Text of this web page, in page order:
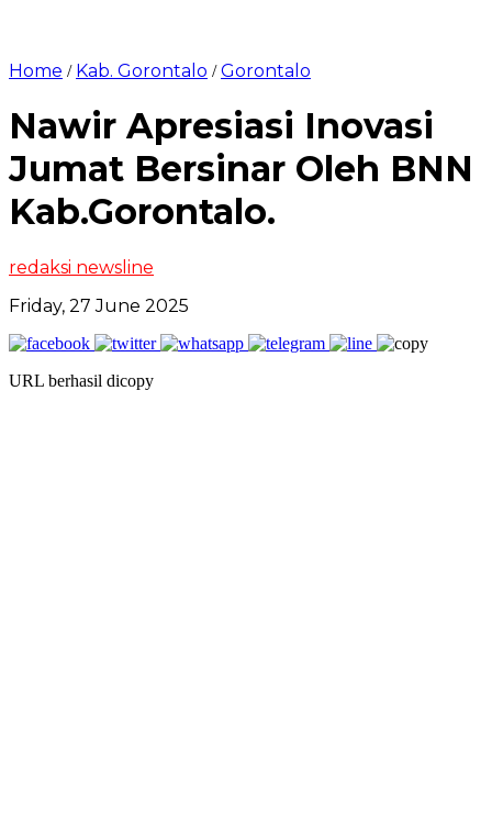
Home / Kab. Gorontalo /Gorontalo
Nawir Apresiasi Inovasi
Jumat Bersinar Oleh BNN
Kab.Gorontalo.
redaksi newsline
Friday, 27 June 2025
URL berhasil dicopy